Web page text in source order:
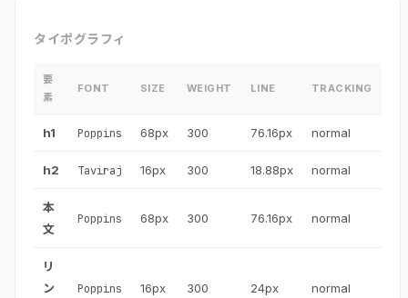
タイポグラフィ
要
素
FONT SIZE WEIGHT LINE TRACKING
h1 Poppins 68px 300 76.16px normal
h2 Taviraj 16px 300 18.88px normal
本
文
Poppins 68px 300 76.16px normal
リ
ン
Poppins 16px 300 24px normal